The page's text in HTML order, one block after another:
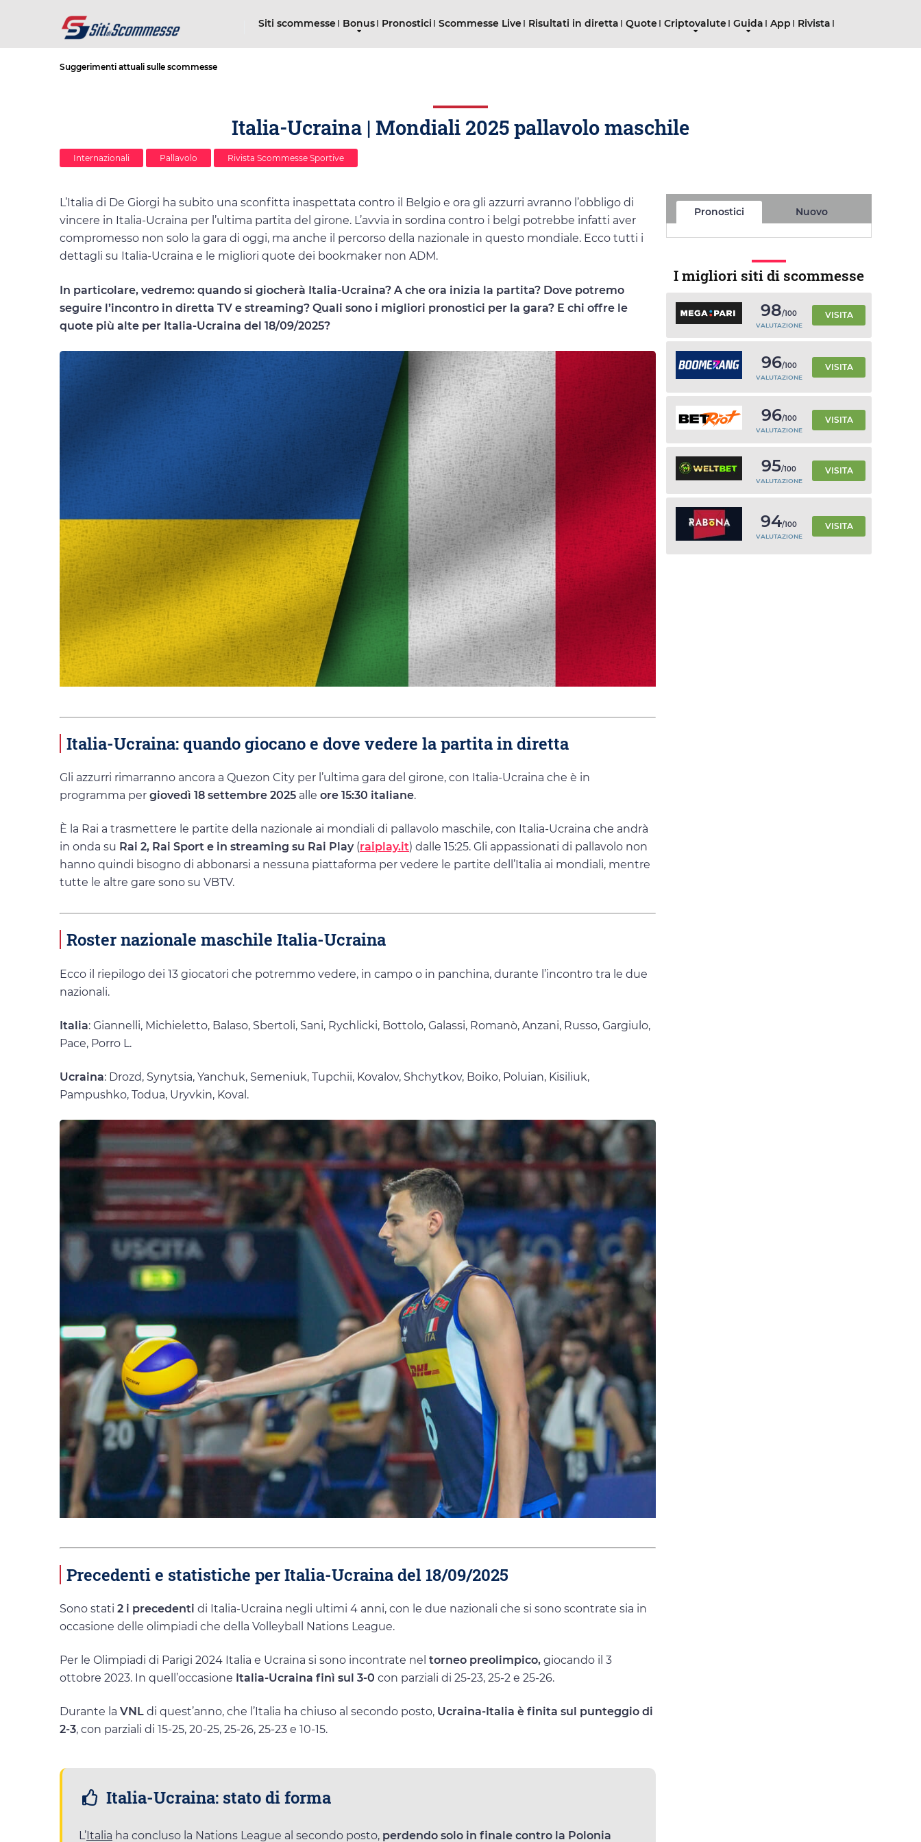
Siti scommesse Bonus Pronostici Scommesse Live Risultati in diretta Quote Criptovalute Guida App Rivista
Suggerimenti attuali sulle scommesse
Italia-Ucraina | Mondiali 2025 pallavolo maschile
Internazionali Pallavolo Rivista Scommesse Sportive
L’Italia di De Giorgi ha subito una sconfitta inaspettata contro il Belgio e ora gli azzurri avranno l’obbligo di
vincere in Italia-Ucraina per l’ultima partita del girone. L’avvia in sordina contro i belgi potrebbe infatti aver
compromesso non solo la gara di oggi, ma anche il percorso della nazionale in questo mondiale. Ecco tutti i
dettagli su Italia-Ucraina e le migliori quote dei bookmaker non ADM.
In particolare, vedremo: quando si giocherà Italia-Ucraina? A che ora inizia la partita? Dove potremo
seguire l’incontro in diretta TV e streaming? Quali sono i migliori pronostici per la gara? E chi offre le
quote più alte per Italia-Ucraina del 18/09/2025?
Italia-Ucraina: quando giocano e dove vedere la partita in diretta
Gli azzurri rimarranno ancora a Quezon City per l’ultima gara del girone, con Italia-Ucraina che è in
programma per giovedì 18 settembre 2025 alle ore 15:30 italiane.
È la Rai a trasmettere le partite della nazionale ai mondiali di pallavolo maschile, con Italia-Ucraina che andrà
in onda su Rai 2, Rai Sport e in streaming su Rai Play(raiplay.it) dalle 15:25. Gli appassionati di pallavolo non
hanno quindi bisogno di abbonarsi a nessuna piattaforma per vedere le partite dell’Italia ai mondiali, mentre
tutte le altre gare sono su VBTV.
Roster nazionale maschile Italia-Ucraina
Ecco il riepilogo dei 13 giocatori che potremmo vedere, in campo o in panchina, durante l’incontro tra le due
nazionali.
Italia: Giannelli, Michieletto, Balaso, Sbertoli, Sani, Rychlicki, Bottolo, Galassi, Romanò, Anzani, Russo, Gargiulo,
Pace, Porro L.
Ucraina: Drozd, Synytsia, Yanchuk, Semeniuk, Tupchii, Kovalov, Shchytkov, Boiko, Poluian, Kisiliuk,
Pampushko, Todua, Uryvkin, Koval.
Precedenti e statistiche per Italia-Ucraina del 18/09/2025
Sono stati 2 i precedenti di Italia-Ucraina negli ultimi 4 anni, con le due nazionali che si sono scontrate sia in
occasione delle olimpiadi che della Volleyball Nations League.
Per le Olimpiadi di Parigi 2024 Italia e Ucraina si sono incontrate nel torneo preolimpico, giocando il 3
ottobre 2023. In quell’occasione Italia-Ucraina finì sul 3-0 con parziali di 25-23, 25-2 e 25-26.
Durante la VNL di quest’anno, che l’Italia ha chiuso al secondo posto, Ucraina-Italia è finita sul punteggio di
2-3, con parziali di 15-25, 20-25, 25-26, 25-23 e 10-15.
Italia-Ucraina: stato di forma
L’Italia ha concluso la Nations League al secondo posto, perdendo solo in finale contro la Polonia
Pronostici Nuovo
I migliori siti di scommesse
98/100
VALUTAZIONE
VISITA
96/100
VALUTAZIONE
VISITA
96/100
VALUTAZIONE
VISITA
95/100
VALUTAZIONE
VISITA
94/100
VALUTAZIONE
VISITA